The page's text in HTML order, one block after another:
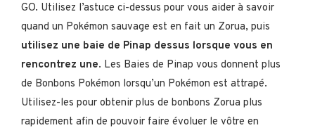
GO. Utilisez l’astuce ci-dessus pour vous aider à savoir
quand un Pokémon sauvage est en fait un Zorua, puis
utilisez une baie de Pinap dessus lorsque vous en
rencontrez une. Les Baies de Pinap vous donnent plus
de Bonbons Pokémon lorsqu’un Pokémon est attrapé.
Utilisez-les pour obtenir plus de bonbons Zorua plus
rapidement afin de pouvoir faire évoluer le vôtre en